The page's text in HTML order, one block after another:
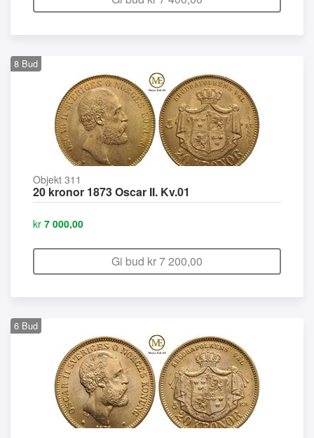
8 Bud
Objekt 311
20 kronor 1873 Oscar II. Kv.01
kr 7 000,00
Gi bud kr7 200,00
6 Bud